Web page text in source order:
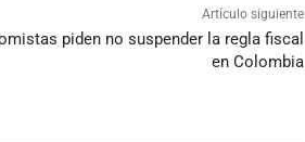
Artículo siguiente
piden no suspender la regla fiscal
en Colombia